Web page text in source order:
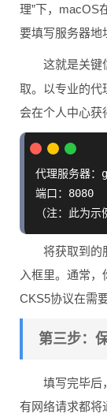
理”下，macOS
要填写服务器地
这就是关键
取。以专业的代
会在个人中心获
代理服务器
端口：8080
将获取到的
入框里。通常
CKS5协议在需
第三步：
填写完毕后
有网络请求都将